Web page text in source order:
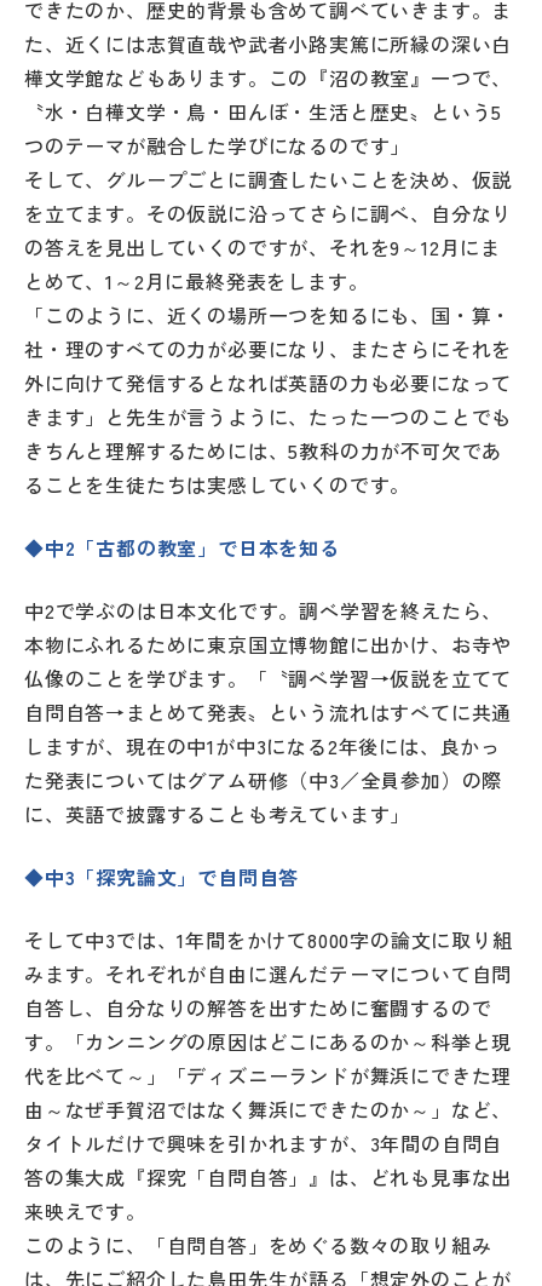
できたのか、歴史的背景も含めて調べていきます。ま
た、近くには志賀直哉や武者小路実篤に所縁の深い白
樺文学館などもあります。この『沼の教室』一つで、
〝水・白樺文学・鳥・田んぼ・生活と歴史〟という5
つのテーマが融合した学びになるのです」
そして、グループごとに調査したいことを決め、仮説
を立てます。その仮説に沿ってさらに調べ、自分なり
の答えを見出していくのですが、それを9～12月にま
とめて、1～2月に最終発表をします。
「このように、近くの場所一つを知るにも、国・算・
社・理のすべての力が必要になり、またさらにそれを
外に向けて発信するとなれば英語の力も必要になって
きます」と先生が言うように、たった一つのことでも
きちんと理解するためには、5教科の力が不可欠であ
ることを生徒たちは実感していくのです。
◆中2「古都の教室」で日本を知る
中2で学ぶのは日本文化です。調べ学習を終えたら、
本物にふれるために東京国立博物館に出かけ、お寺や
仏像のことを学びます。「〝調べ学習→仮説を立てて
自問自答→まとめて発表〟という流れはすべてに共通
しますが、現在の中1が中3になる2年後には、良かっ
た発表についてはグアム研修（中3／全員参加）の際
に、英語で披露することも考えています」
◆中3「探究論文」で自問自答
そして中3では、1年間をかけて8000字の論文に取り組
みます。それぞれが自由に選んだテーマについて自問
自答し、自分なりの解答を出すために奮闘するので
す。「カンニングの原因はどこにあるのか～科挙と現
代を比べて～」「ディズニーランドが舞浜にできた理
由～なぜ手賀沼ではなく舞浜にできたのか～」など、
タイトルだけで興味を引かれますが、3年間の自問自
答の集大成『探究「自問自答」』は、どれも見事な出
来映えです。
このように、「自問自答」をめぐる数々の取り組み
は、先にご紹介した島田先生が語る「想定外のことが